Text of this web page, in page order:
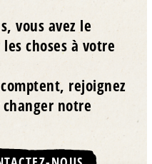
vous avez le
choses à votre
rejoignez
notre